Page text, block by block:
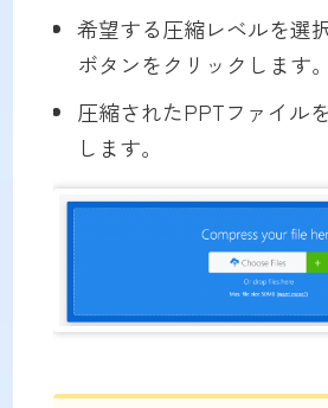
希望する圧縮レベルを選
ボタンをクリックします。
圧縮されたPPTファイル
します。